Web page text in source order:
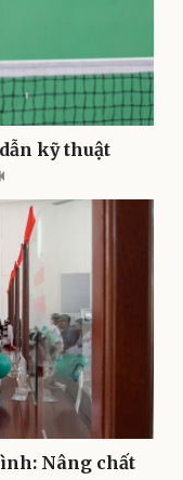
nghệ
đổi số
kỹ thuật
Nâng chất